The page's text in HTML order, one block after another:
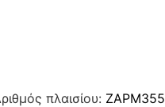
πλαισίου: ZAPM355